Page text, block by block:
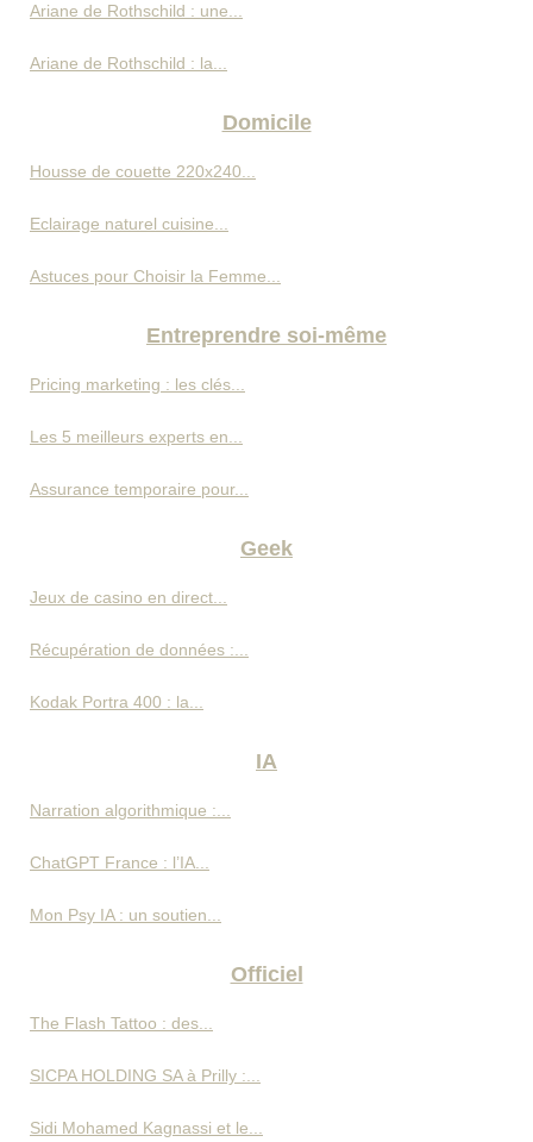
Ariane de Rothschild : une...
Ariane de Rothschild : la...
Domicile
Housse de couette 220x240...
Eclairage naturel cuisine...
Astuces pour Choisir la Femme...
Entreprendre soi-même
Pricing marketing : les clés...
Les 5 meilleurs experts en...
Assurance temporaire pour...
Geek
Jeux de casino en direct...
Récupération de données :...
Kodak Portra 400 : la...
IA
Narration algorithmique :...
ChatGPT France : l’IA...
Mon Psy IA : un soutien...
Officiel
The Flash Tattoo : des...
SICPA HOLDING SA à Prilly :...
Sidi Mohamed Kagnassi et le...